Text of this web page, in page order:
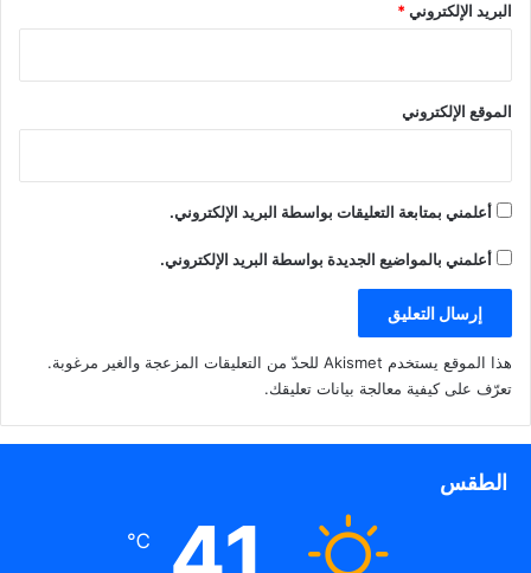
البريد الإلكتروني*
الموقع الإلكتروني
أعلمني بمتابعة التعليقات بواسطة البريد الإلكتروني.
أعلمني بالمواضيع الجديدة بواسطة البريد الإلكتروني.
هذا الموقع يستخدم Akismet للحدّ من التعليقات المزعجة والغير مرغوبة.
تعرّف على كيفية معالجة بيانات تعليقك.
الطقس
℃